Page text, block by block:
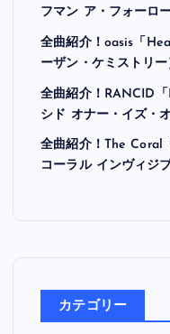
フマン ア・フォーロ
全曲紹介！oasis「
ーザン・ケミストリー
全曲紹介！RANCID
シド オナー・イズ・
全曲紹介！The Coral
コーラル インヴィジ
カテゴリー